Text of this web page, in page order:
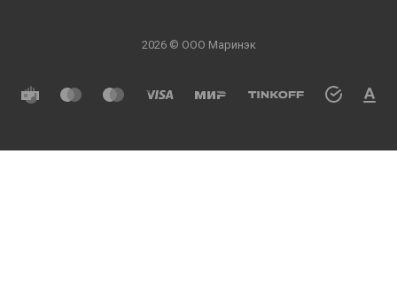
2026 © ООО Маринэк